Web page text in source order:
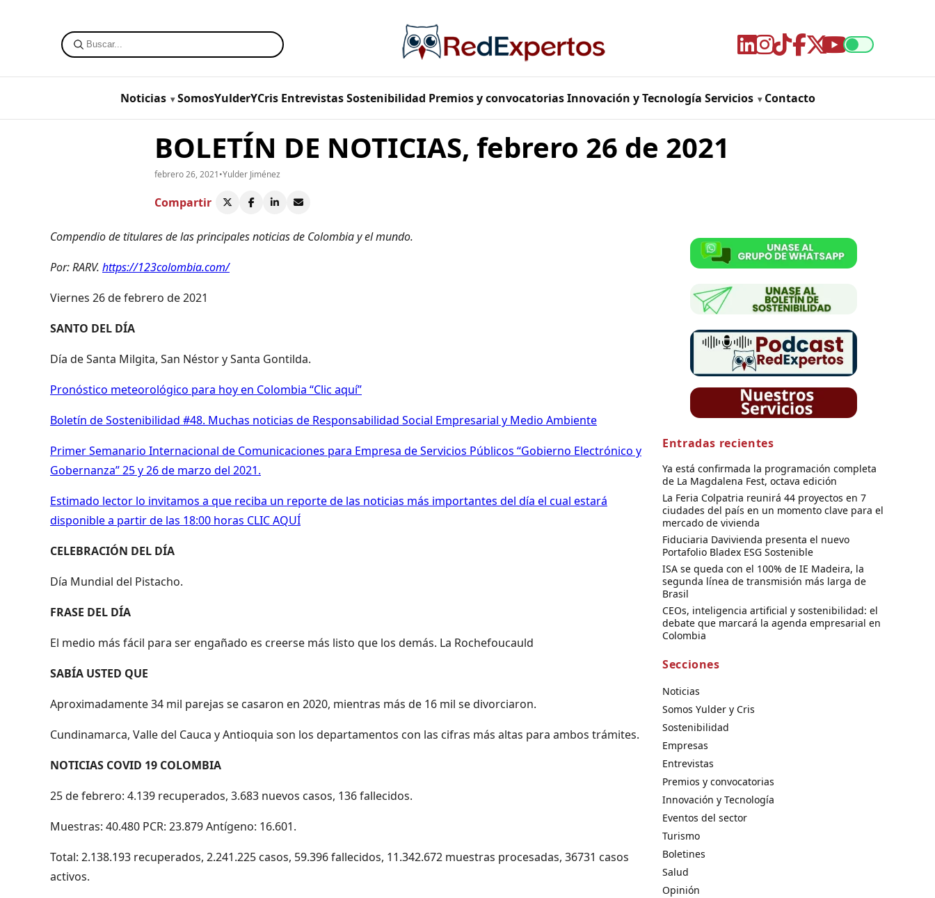
Noticias SomosYulderYCris Entrevistas Sostenibilidad Premios y convocatorias Innovación y Tecnología Servicios Contacto
BOLETÍN DE NOTICIAS, febrero 26 de 2021
febrero 26, 2021•Yulder Jiménez
Compartir
Compendio de titulares de las principales noticias de Colombia y el mundo.
Por: RARV. https://123colombia.com/
Viernes 26 de febrero de 2021
SANTO DEL DÍA
Día de Santa Milgita, San Néstor y Santa Gontilda.
Pronóstico meteorológico para hoy en Colombia “Clic aquí”
Boletín de Sostenibilidad #48. Muchas noticias de Responsabilidad Social Empresarial y Medio Ambiente
Primer Semanario Internacional de Comunicaciones para Empresa de Servicios Públicos “Gobierno Electrónico y
Gobernanza” 25 y 26 de marzo del 2021.
Estimado lector lo invitamos a que reciba un reporte de las noticias más importantes del día el cual estará
disponible a partir de las 18:00 horas CLIC AQUÍ
CELEBRACIÓN DEL DÍA
Día Mundial del Pistacho.
FRASE DEL DÍA
El medio más fácil para ser engañado es creerse más listo que los demás. La Rochefoucauld
SABÍA USTED QUE
Aproximadamente 34 mil parejas se casaron en 2020, mientras más de 16 mil se divorciaron.
Cundinamarca, Valle del Cauca y Antioquia son los departamentos con las cifras más altas para ambos trámites.
NOTICIAS COVID 19 COLOMBIA
25 de febrero: 4.139 recuperados, 3.683 nuevos casos, 136 fallecidos.
Muestras: 40.480 PCR: 23.879 Antígeno: 16.601.
Total: 2.138.193 recuperados, 2.241.225 casos, 59.396 fallecidos, 11.342.672 muestras procesadas, 36731 casos
activos.
Entradas recientes
Ya está confirmada la programación completa
de La Magdalena Fest, octava edición
La Feria Colpatria reunirá 44 proyectos en 7
ciudades del país en un momento clave para el
mercado de vivienda
Fiduciaria Davivienda presenta el nuevo
Portafolio Bladex ESG Sostenible
ISA se queda con el 100% de IE Madeira, la
segunda línea de transmisión más larga de
Brasil
CEOs, inteligencia artificial y sostenibilidad: el
debate que marcará la agenda empresarial en
Colombia
Secciones
Noticias
Somos Yulder y Cris
Sostenibilidad
Empresas
Entrevistas
Premios y convocatorias
Innovación y Tecnología
Eventos del sector
Turismo
Boletines
Salud
Opinión